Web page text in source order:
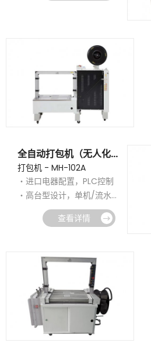
全自动打包机（无人化高台型）MH-102A
打包机 - MH-102A
・进口电器配置，PLC控制
・高台型设计，单机/流水线
・自动检测、自动输送，无
术，全自动打包机让生产线
更加智能！
查看详情